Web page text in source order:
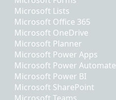
Microsoft Lists
Microsoft Office 365
Microsoft OneDrive
Microsoft Planner
Microsoft Power Apps
Microsoft Power Automate
Microsoft Power BI
Microsoft SharePoint